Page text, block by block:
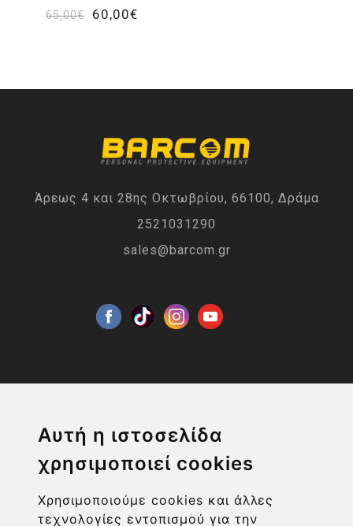
Αυτή η ιστοσελίδα
χρησιμοποιεί cookies
Χρησιμοποιούμε cookies και άλλες
τεχνολογίες εντοπισμού για την
65,00€
60,00€
Άρεως 4 και 28ης Οκτωβρίου, 66100, Δράμα
2521031290
sales@barcom.gr
ΧΡΗΣΙΜΑ LINKS
ΠΛΗΡΟΦΟΡΙΕΣ ΧΡΗΣΤΗ